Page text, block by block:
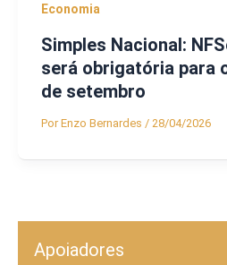
Economia
Simples Nacional:
será obrigatória para
de setembro
PorEnzo Bernardes / 28/04/2026
Apoiadores